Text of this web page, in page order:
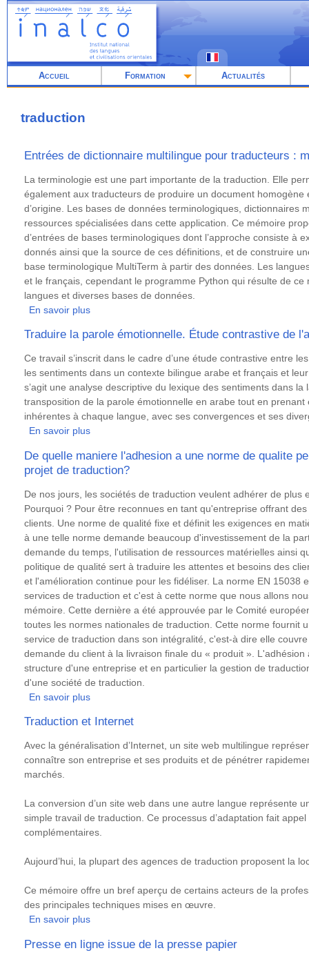
Aller
contenu
Accueil Formation Actualités
traduction
Entrées de dictionnaire multilingue pour traducteurs :
Résumé
La terminologie est une part importante de la traduction. Elle
également aux traducteurs de produire un document
d’origine. Les bases de données terminologiques, dictionnaires
ressources spécialisées dans cette application. Ce mémoire
d’entrées de bases terminologiques dont l’approche consiste à
donnés ainsi que la source de ces définitions, et de construire
base terminologique MultiTerm à partir des données. Les
et le français, cependant le programme Python qui résulte de
langues et diverses bases de données.
En savoir plus
de
dictionnaire
multilingue
pour
traducteurs
Traduire la parole émotionnelle. Étude contrastive de
Résumé
Ce travail s’inscrit dans le cadre d’une étude contrastive entre
les sentiments dans un contexte bilingue arabe et français et
s’agit une analyse descriptive du lexique des sentiments dans
transposition de la parole émotionnelle en arabe tout en
inhérentes à chaque langue, avec ses convergences et ses
En savoir plus
la
parole
émotionnelle.
Étude
contrastive
l'arabe
et
français
De quelle maniere l'adhesion a une norme de qualite
projet de traduction?
Résumé
De nos jours, les sociétés de traduction veulent adhérer de plus
Pourquoi ? Pour être reconnues en tant qu'entreprise offrant
clients. Une norme de qualité fixe et définit les exigences en
à une telle norme demande beaucoup d'investissement de la
demande du temps, l'utilisation de ressources matérielles ainsi
politique de qualité sert à traduire les attentes et besoins des
et l'amélioration continue pour les fidéliser. La norme EN 15038
services de traduction et c'est à cette norme que nous allons
mémoire. Cette dernière a été approuvée par le Comité
toutes les normes nationales de traduction. Cette norme fournit
service de traduction dans son intégralité, c'est-à dire elle
demande du client à la livraison finale du « produit ».
structure d'une entreprise et en particulier la gestion de
d'une société de traduction.
En savoir plus
quelle
maniere
l'adhesion
norme
de
elle
dans
la
projet
Traduction et Internet
Résumé
Avec la généralisation d’Internet, un site web multilingue
connaître son entreprise et ses produits et de pénétrer
marchés.
La conversion d’un site web dans une autre langue représente
simple travail de traduction. Ce processus d’adaptation fait
complémentaires.
Aujourd’hui, la plupart des agences de traduction proposent la
Ce mémoire offre un bref aperçu de certains acteurs de la
des principales techniques mises en œuvre.
En savoir plus
et
Presse en ligne issue de la presse papier